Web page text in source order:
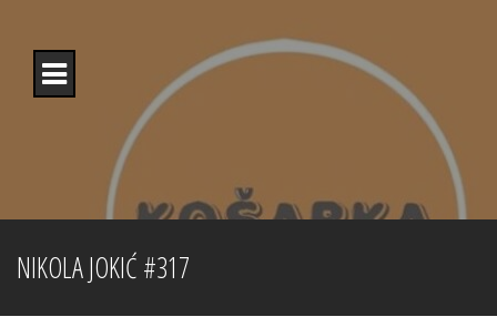
content
NIKOLA JOKIĆ #317